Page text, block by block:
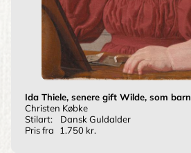
Ida Thiele, senere gift Wilde, som barn
Christen Købke
Stilart:
Dansk Guldalder
Pris fra
1.750 kr.